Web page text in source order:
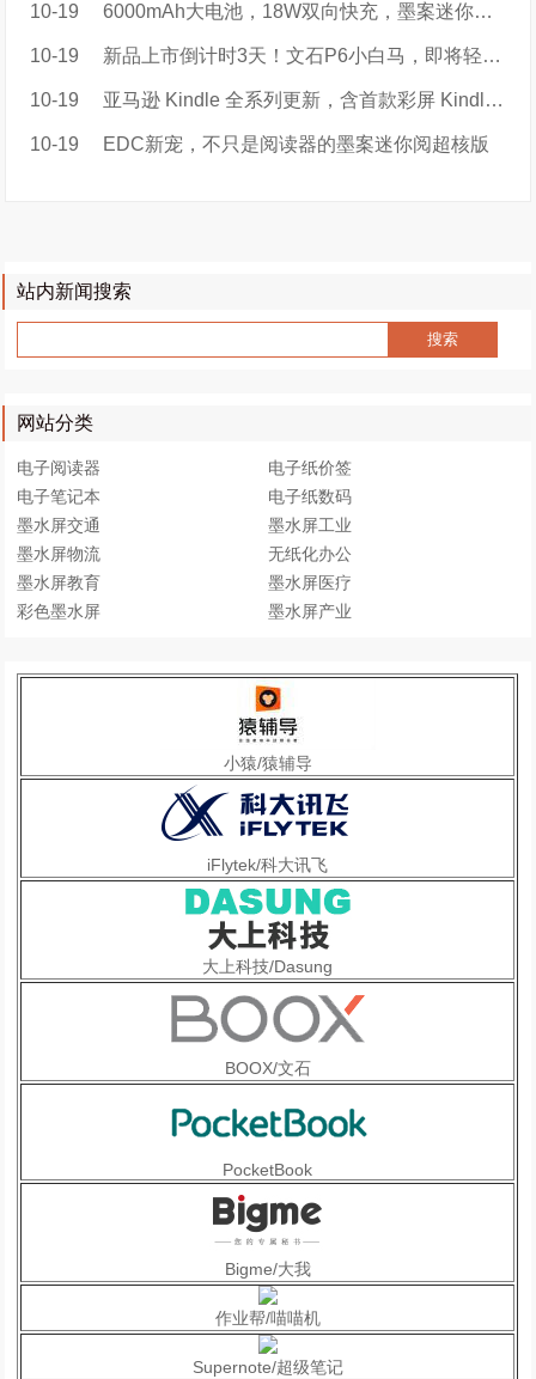
10-19 6000mAh大电池，18W双向快充，墨案迷你阅超核版开启电子书新赛道
10-19 ​新品上市倒计时3天！文石P6小白马，即将轻盈登场！
10-19 亚马逊 Kindle 全系列更新，含首款彩屏 Kindle Colorsoft
10-19 EDC新宠，不只是阅读器的墨案迷你阅超核版
站内新闻搜索
网站分类
电子阅读器
电子纸价签
电子笔记本
电子纸数码
墨水屏交通
墨水屏工业
墨水屏物流
无纸化办公
墨水屏教育
墨水屏医疗
彩色墨水屏
墨水屏产业
小猿/猿辅导
iFlytek/科大讯飞
大上科技/Dasung
BOOX/文石
PocketBook
Bigme/大我
作业帮/喵喵机
Supernote/超级笔记